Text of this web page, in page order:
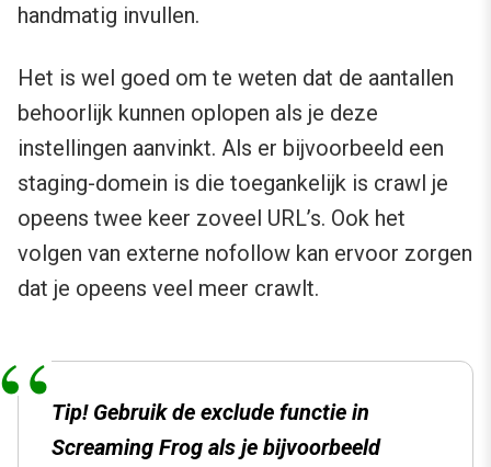
handmatig invullen.
Het is wel goed om te weten dat de aantallen
behoorlijk kunnen oplopen als je deze
instellingen aanvinkt. Als er bijvoorbeeld een
staging-domein is die toegankelijk is crawl je
opeens twee keer zoveel URL’s. Ook het
volgen van externe nofollow kan ervoor zorgen
dat je opeens veel meer crawlt.
Tip! Gebruik de exclude functie in
Screaming Frog als je bijvoorbeeld